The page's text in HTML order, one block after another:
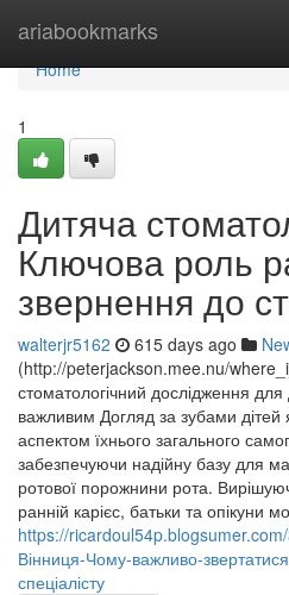
ariabookmarks
Home
Home
1
Дитяча
Ключова роль
звернення до
walterjr5162 615 days ago
(http://peterjackson.mee.nu/
стоматологічний дослідження
важливим Догляд за зубами
аспектом їхнього загального
забезпечуючи надійну базу для
ротової порожнини рота.
ранній карієс, батьки та опікуни
https://
Вінниця-Чому-важливо-
спеціалісту